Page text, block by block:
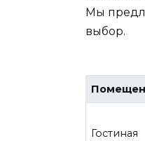
Мы
выбор.
Гостиная